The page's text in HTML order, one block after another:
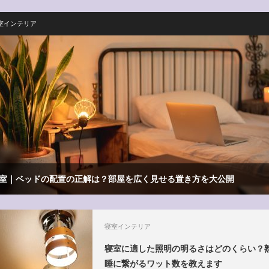
インテリア
｜ベッドの配置の正解は？部屋を広く見せる置き方を大公開
寝室インテリア
寝室に適した照明の明るさはどのくらい？
睡に繋がるワット数を教えます